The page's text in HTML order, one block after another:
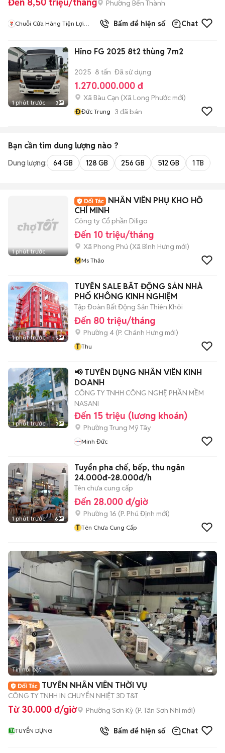
Phường Bến Thành
Chuỗi Cửa Hàng Tiện Lợi
2đã bán
Bấm để hiện số Chat
1 phút trước 3
Hino FG 2025 8t2 thùng 7m2
2025 8 tấn Đã sử dụng
1.270.000.000 đ
Xã Bàu Cạn (Xã Long Phước mới)
ĐĐức Trung 3 đã bán
Bạn cần tìm dung lượng nào ?
Dung lượng: 64 GB 128 GB 256 GB 512 GB 1 TB
1 phút trước
NHÂN VIÊN PHỤ KHO HỒ
CHÍ MINH
Công ty Cổ phần Diligo
Đến 10 triệu/tháng
Xã Phong Phú (Xã Bình Hưng mới)
MMs Thảo
1 phút trước 5
TUYỂN SALE BẤT ĐỘNG SẢN NHÀ
PHỐ KHÔNG KINH NGHIỆM
Tập Đoàn Bất Động Sản Thiên Khôi
Đến 80 triệu/tháng
Phường 4 (P. Chánh Hưng mới)
T Thu
1 phút trước 3
📢 TUYỂN DỤNG NHÂN VIÊN KINH
DOANH
CÔNG TY TNHH CÔNG NGHỆ PHẦN MỀM
NASANI
Đến 15 triệu (lương khoán)
Phường Trung Mỹ Tây
Minh Đức
1 phút trước 6
Tuyển pha chế, bếp, thu ngân
24.000đ-28.000đ/h
Tên chưa cung cấp
Đến 28.000 đ/giờ
Phường 16 (P. Phú Định mới)
T Tên Chưa Cung Cấp
Tin nổi bật 1
TUYỂN NHÂN VIÊN THỜI VỤ
CÔNG TY TNHH IN CHUYỂN NHIỆT 3D T&T
Từ 30.000 đ/giờ Phường Sơn Kỳ (P. Tân Sơn Nhì mới)
TUYỂN DỤNG Bấm để hiện số Chat